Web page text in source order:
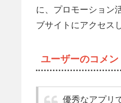
に、プロモーション
ブサイトにアクセス
ユーザーのコメン
優秀なアプリ